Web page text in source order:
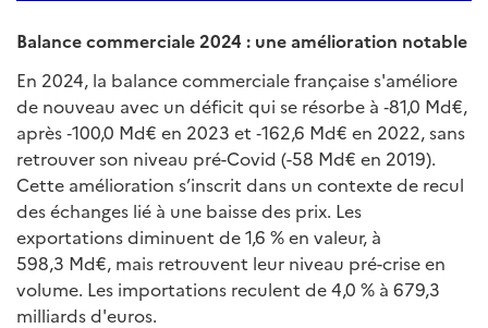
Balance commerciale 2024 : une amélioration notable
En 2024, la balance commerciale française s'améliore
de nouveau avec un déficit qui se résorbe à ‑81,0 Md€,
après ‑100,0 Md€ en 2023 et ‑162,6 Md€ en 2022, sans
retrouver son niveau pré-Covid (-58 Md€ en 2019).
Cette amélioration s’inscrit dans un contexte de recul
des échanges lié à une baisse des prix. Les
exportations diminuent de 1,6 % en valeur, à
598,3 Md€, mais retrouvent leur niveau pré-crise en
volume. Les importations reculent de 4,0 % à 679,3
milliards d'euros.